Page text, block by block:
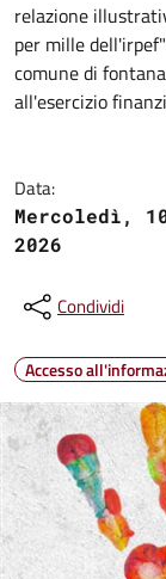
relazione
per mille
comune di
all'esercizio
Data:
Mercoledì,
2026
Condividi
Accesso